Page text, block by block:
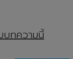
บทความนี้